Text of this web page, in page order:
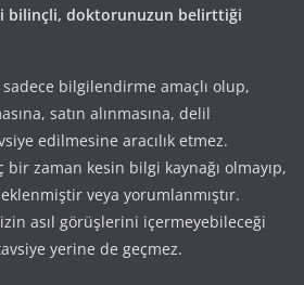
bilinçli, doktorunuzun belirttiği
bilgilendirme amaçlı olup,
satın alınmasına, delil
edilmesine aracılık etmez.
zaman kesin bilgi kaynağı olmayıp,
veya yorumlanmıştır.
asıl görüşlerini içermeyebileceği
yerine de geçmez.